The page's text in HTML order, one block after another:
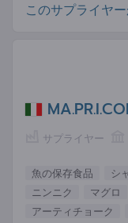
このサプライヤ
サプライヤー
魚の保存食品 シ
ニンニク
マグロ
アーティチョーク